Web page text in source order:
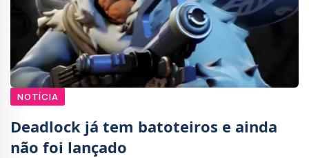
NOTÍCIA
Deadlock já tem batoteiros e ainda
não foi lançado